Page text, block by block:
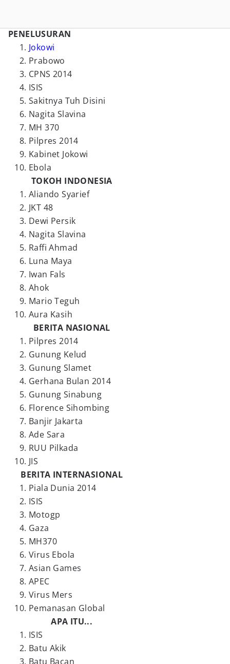
PENELUSURAN
Jokowi
Prabowo
CPNS 2014
ISIS
Sakitnya Tuh Disini
Nagita Slavina
MH 370
Pilpres 2014
Kabinet Jokowi
Ebola
TOKOH INDONESIA
Aliando Syarief
JKT 48
Dewi Persik
Nagita Slavina
Raffi Ahmad
Luna Maya
Iwan Fals
Ahok
Mario Teguh
Aura Kasih
BERITA NASIONAL
Pilpres 2014
Gunung Kelud
Gunung Slamet
Gerhana Bulan 2014
Gunung Sinabung
Florence Sihombing
Banjir Jakarta
Ade Sara
RUU Pilkada
JIS
BERITA INTERNASIONAL
Piala Dunia 2014
ISIS
Motogp
Gaza
MH370
Virus Ebola
Asian Games
APEC
Virus Mers
Pemanasan Global
APA ITU...
ISIS
Batu Akik
Batu Bacan